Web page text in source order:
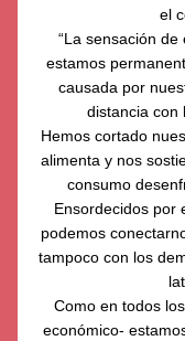
el
“La sensación
estamos
causada por
distancia con
Hemos cortado
alimenta y nos
consumo
Ensordecidos por
podemos
tampoco con los
Como en todos
económico-